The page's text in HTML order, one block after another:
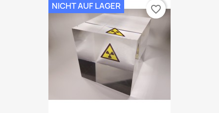
NICHT AUF LAGER favorite_border